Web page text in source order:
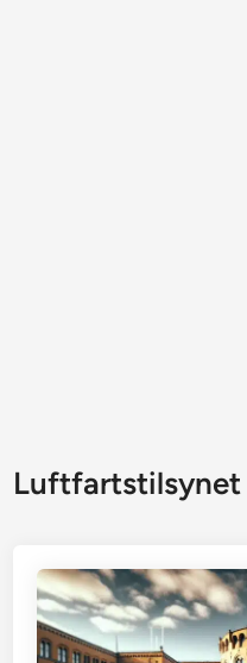
Luftfartstilsynet